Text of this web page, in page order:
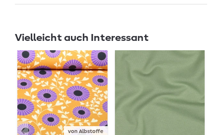
Vielleicht auch Interessant
von Albstoffe